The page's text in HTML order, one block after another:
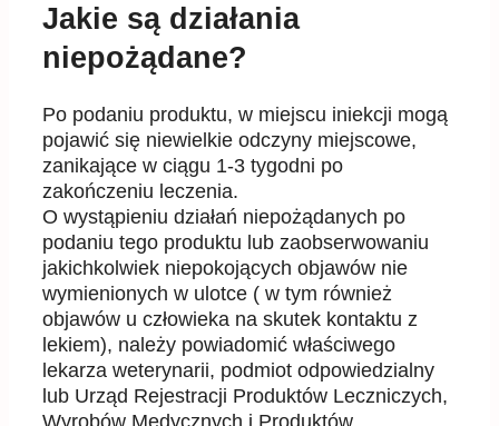
Jakie są działania
niepożądane?
Po podaniu produktu, w miejscu iniekcji mogą
pojawić się niewielkie odczyny miejscowe,
zanikające w ciągu 1-3 tygodni po
zakończeniu leczenia.
O wystąpieniu działań niepożądanych po
podaniu tego produktu lub zaobserwowaniu
jakichkolwiek niepokojących objawów nie
wymienionych w ulotce ( w tym również
objawów u człowieka na skutek kontaktu z
lekiem), należy powiadomić właściwego
lekarza weterynarii, podmiot odpowiedzialny
lub Urząd Rejestracji Produktów Leczniczych,